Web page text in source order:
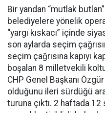
Bir yandan “mutlak
belediyelere yönelik
“yargı kıskacı” içinde
son aylarda seçim
seçim çağrısına kapıyı
boşalan 8 milletvekili
CHP Genel Başkanı
olduğunu ileri sürdüğü
turuna çıktı. 2 haftada